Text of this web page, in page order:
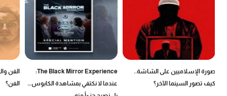
صورة الإسلاميين على الشاشة..
كيف تصور السينما الآخر؟
The Black Mirror Experience:
عندما لا نكتفي بمشاهدة الكابوس…
الفن
الفن؟